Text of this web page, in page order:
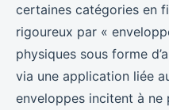
certaines catégories en
rigoureux par «
physiques sous forme
via une application liée
enveloppes incitent à ne